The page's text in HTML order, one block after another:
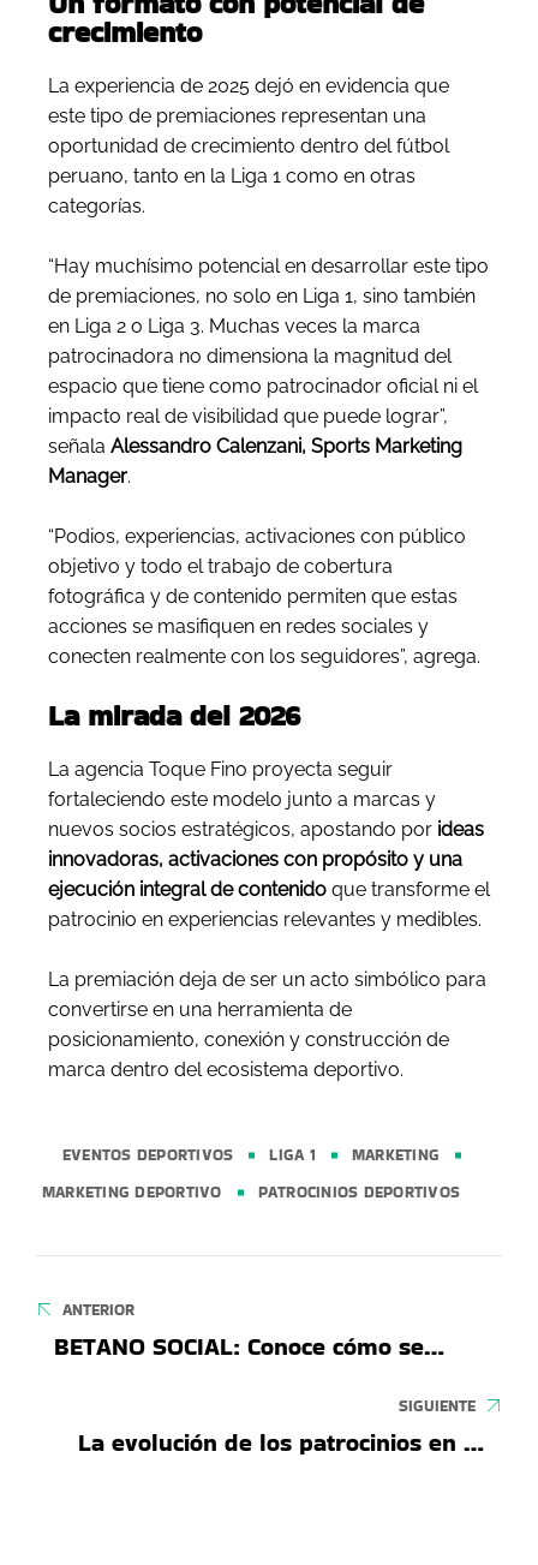
crecimiento
La experiencia de 2025 dejó en evidencia que
este tipo de premiaciones representan una
oportunidad de crecimiento dentro del fútbol
peruano, tanto en la Liga 1 como en otras
categorías.
“Hay muchísimo potencial en desarrollar este tipo
de premiaciones, no solo en Liga 1, sino también
en Liga 2 o Liga 3. Muchas veces la marca
patrocinadora no dimensiona la magnitud del
espacio que tiene como patrocinador oficial ni el
impacto real de visibilidad que puede lograr”,
señala Alessandro Calenzani, Sports Marketing
Manager.
“Podios, experiencias, activaciones con público
objetivo y todo el trabajo de cobertura
fotográfica y de contenido permiten que estas
acciones se masifiquen en redes sociales y
conecten realmente con los seguidores”, agrega.
La mirada del 2026
La agencia Toque Fino proyecta seguir
fortaleciendo este modelo junto a marcas y
nuevos socios estratégicos, apostando por ideas
innovadoras, activaciones con propósito y una
ejecución integral de contenido que transforme el
patrocinio en experiencias relevantes y medibles.
La premiación deja de ser un acto simbólico para
convertirse en una herramienta de
posicionamiento, conexión y construcción de
marca dentro del ecosistema deportivo.
EVENTOS DEPORTIVOS LIGA 1
MARKETING
MARKETING DEPORTIVO
PATROCINIOS DEPORTIVOS
ANTERIOR
BETANO SOCIAL: Conoce cómo se
SIGUIENTE
La evolución de los patrocinios en la